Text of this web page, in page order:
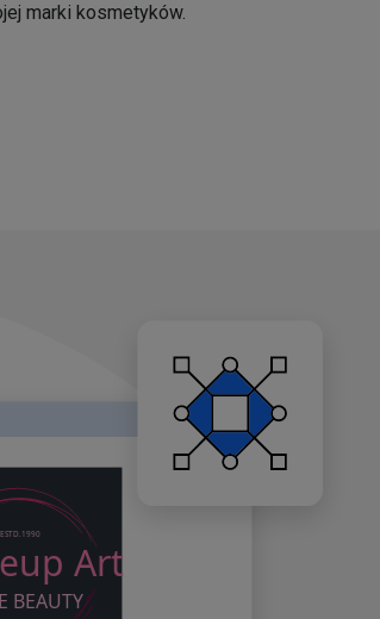
marki kosmetyków.